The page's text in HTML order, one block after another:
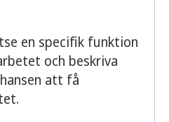
en specifik funktion
och beskriva
att få